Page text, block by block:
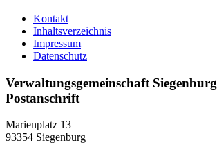
Kontakt
Inhaltsverzeichnis
Impressum
Datenschutz
Verwaltungsgemeinschaft Siegenburg
Postanschrift
Marienplatz 13
93354 Siegenburg